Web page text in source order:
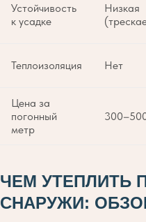
Устойчивость
к усадке
Низкая
Теплоизоляция Нет
Цена за
погонный
метр
ЧЕМ УТЕПЛИТЬ
СНАРУЖИ: